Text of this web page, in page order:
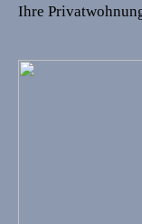
Ihre